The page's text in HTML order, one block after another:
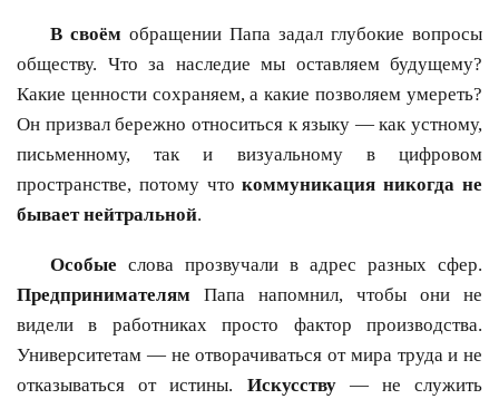
В своём обращении Папа задал глубокие вопросы
обществу. Что за наследие мы оставляем будущему?
Какие ценности сохраняем, а какие позволяем умереть?
Он призвал бережно относиться к языку — как устному,
письменному, так и визуальному в цифровом
пространстве, потому чтокоммуникация никогда не
бывает нейтральной.
Особые слова прозвучали в адрес разных сфер.
Предпринимателям Папа напомнил, чтобы они не
видели в работниках просто фактор производства.
Университетам — не отворачиваться от мира труда и не
отказываться от истины. Искусству— не служить